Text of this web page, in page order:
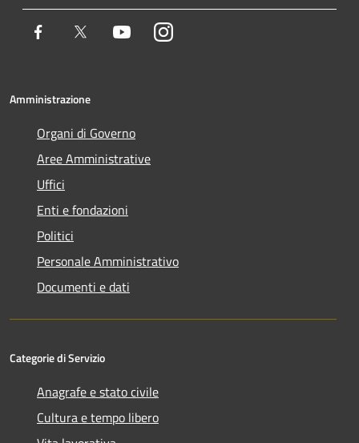
Facebook Twitter YoutubeInstagram
Amministrazione
Organi di Governo
Aree Amministrative
Uffici
Enti e fondazioni
Politici
Personale Amministrativo
Documenti e dati
Categorie di Servizio
Anagrafe e stato civile
Cultura e tempo libero